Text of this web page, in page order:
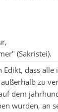
(Sakristei).
dass alle
zu
dem
wurden, an